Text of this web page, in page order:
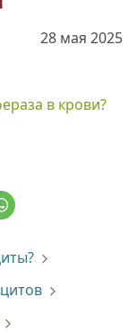
28 мая 2025
в крови?